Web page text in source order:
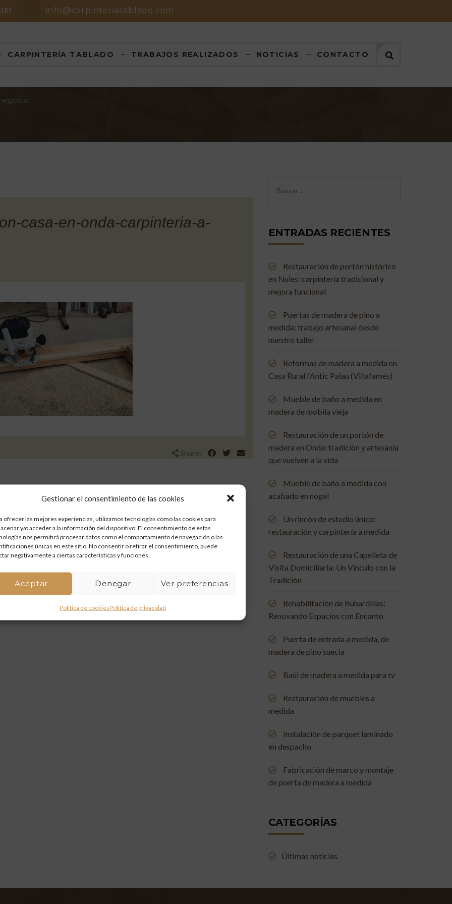
Gestionar el consentimiento de las cookies
ofrecer las mejores experiencias, utilizamos tecnologías como las cookies para
y/o acceder a la información del dispositivo. El consentimiento de estas
nos permitirá procesar datos como el comportamiento de navegación o las
únicas en este sitio. No consentir o retirar el consentimiento, puede
negativamente a ciertas características y funciones.
Aceptar Denegar Ver preferencias
Política de cookiesPolítica de privacidad
info@carpinteriatablado.com
CARPINTERÍA TABLADO TRABAJOS REALIZADOS NOTICIAS CONTACTO
casa-en-onda-carpinteria-a-
Share:
ENTRADAS RECIENTES
Restauración de portón histórico
en Nules: carpintería tradicional y
mejora funcional
Puertas de madera de pino a
medida: trabajo artesanal desde
nuestro taller
Reformas de madera a medida en
Casa Rural l’Antic Palau (Villafamés)
Mueble de baño a medida en
madera de mobila vieja
Restauración de un portón de
madera en Onda: tradición y artesanía
que vuelven a la vida
Mueble de baño a medida con
acabado en nogal
Un rincón de estudio único:
restauración y carpintería a medida
Restauración de una Capelleta de
Visita Domiciliaria: Un Vínculo con la
Tradición
Rehabilitación de Buhardillas:
Renovando Espacios con Encanto
Puerta de entrada a medida, de
madera de pino suecia
Baúl de madera a medida para tv
Restauración de muebles a
medida
Instalación de parquet laminado
en despacho
Fabricación de marco y montaje
de puerta de madera a medida
CATEGORÍAS
Últimas noticias